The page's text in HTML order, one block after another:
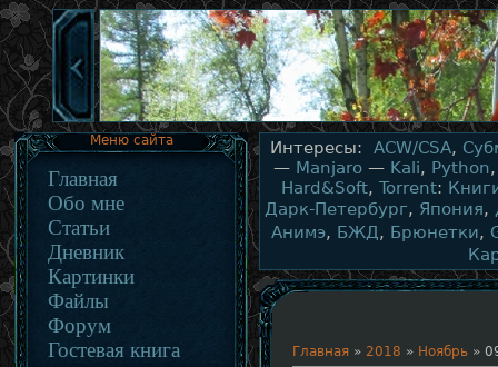
Меню сайта
Главная
Обо мне
Статьи
Дневник
Картинки
Файлы
Форум
Гостевая книга
Интересы: ACW/CSA,
— Manjaro — Kali, Python
Hard&Soft, Torrent:
Дарк-Петербург, Япония,
Анимэ, БЖД, Брюнетки,
Главная » 2018 » Ноябрь »